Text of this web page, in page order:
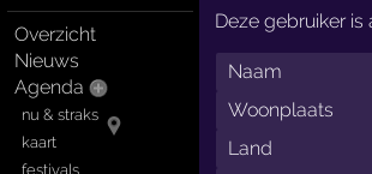
Overzicht
Nieuws
Agenda
nu & straks
kaart
festivals
Deze gebruiker
Naam
Woonplaats
Land